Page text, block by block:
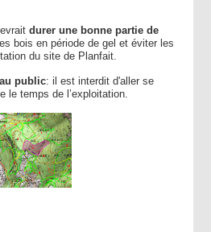
durer une bonne partie de
bois en période de gel et éviter les
du site de Planfait.
public: il est interdit d'aller se
le temps de l’exploitation.